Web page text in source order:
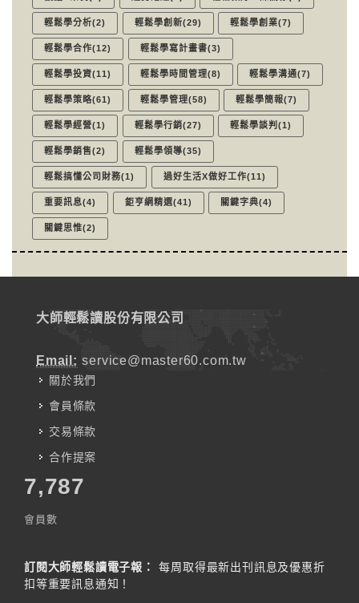
輕鬆學分析(2) 輕鬆學創新(29) 輕鬆學創業(7)
輕鬆學合作(12) 輕鬆學寫計畫書(3)
輕鬆學投資(11) 輕鬆學時間管理(8) 輕鬆學溝通(7)
輕鬆學策略(61) 輕鬆學管理(58) 輕鬆學簡報(7)
輕鬆學經營(1) 輕鬆學行銷(27) 輕鬆學談判(1)
輕鬆學銷售(2) 輕鬆學領導(35)
輕鬆搞懂公司財務(1) 過好生活X做好工作(11)
重要訊息(4) 鉅亨網精選(41) 關鍵字典(4)
關鍵思惟(2)
大師輕鬆讀股份有限公司
Email: service@master60.com.tw
關於我們
會員條款
交易條款
合作提案
7,787
會員數
訂閱大師輕鬆讀電子報：
每周取得最新出刊訊息及優惠折
扣等重要訊息通知！